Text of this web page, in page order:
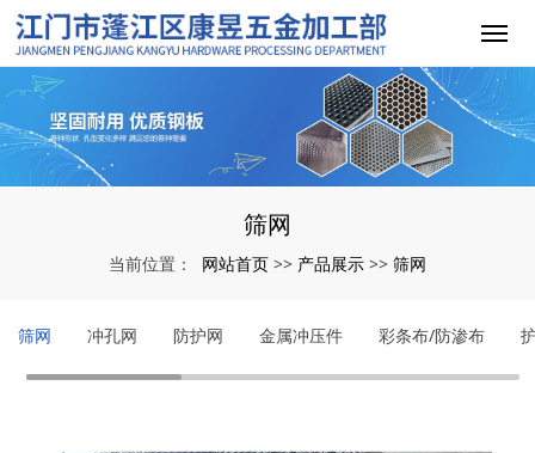
筛网
当前位置： 网站首页 >> 产品展示 >> 筛网
筛网 冲孔网 防护网 金属冲压件 彩条布/防渗布